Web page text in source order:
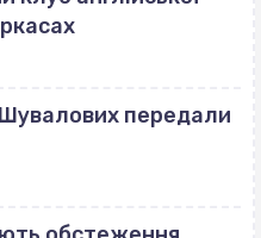
передали